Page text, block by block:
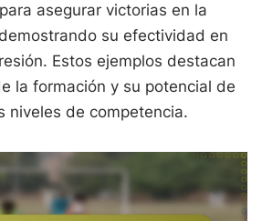
asegurar victorias en la
su efectividad en
Estos ejemplos destacan
la formación y su potencial de
niveles de competencia.